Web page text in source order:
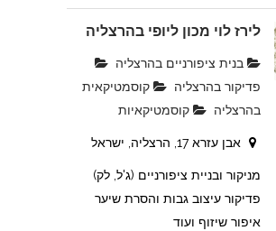
לירז לוי מכון ליופי בהרצליה
בנית ציפורניים בהרצליה
פדיקור בהרצליה
קוסמטיקאית
בהרצליה
קוסמטיקאיות
אבן עזרא 17, הרצליה, ישראל
מניקור ובניית ציפורניים (ג'ל, לק)
פדיקור עיצוב גבות והסרת שיער
איפור שיזוף ועוד